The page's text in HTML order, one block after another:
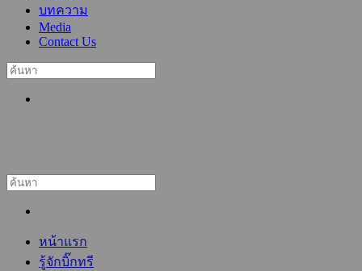
บทความ
Media
Contact Us
หน้าแรก
รู้จักบิ๊กทรี